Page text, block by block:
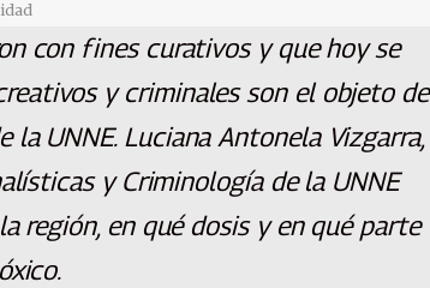
con fines curativos y que hoy se
y criminales son el objeto de
UNNE. Luciana Antonela Vizgarra,
y Criminología de la UNNE
región, en qué dosis y en qué parte